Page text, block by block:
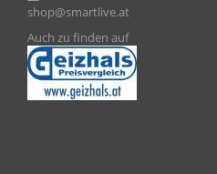
shop@smartlive.at
Auch zu finden auf